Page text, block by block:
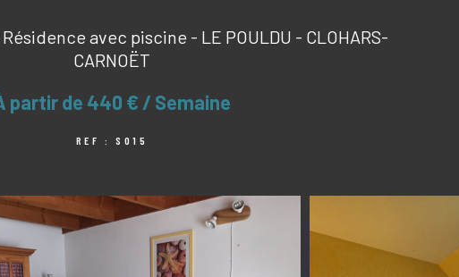
avec piscine - LE POULDU - CLOHARS-
CARNOËT
partir de 440 € / Semaine
REF : S015